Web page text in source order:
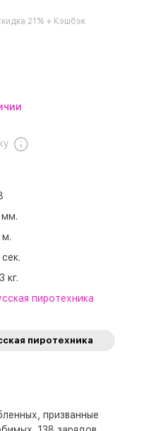
21% + Кэшбэк
мм.
м.
кг.
пиротехника
пиротехника
призванные